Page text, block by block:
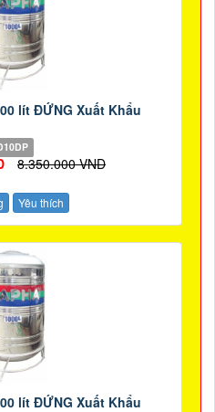
lít ĐỨNG Xuất Khẩu
8.350.000 VND
Yêu thích
lít ĐỨNG Xuất Khẩu